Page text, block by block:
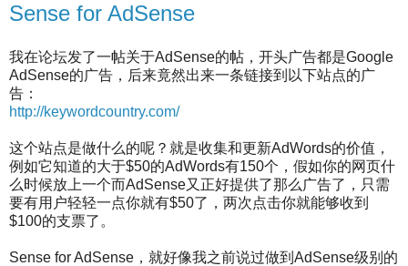
Sense for AdSense
我在论坛发了一帖关于AdSense的帖，开头广告都是Google
AdSense的广告，后来竟然出来一条链接到以下站点的广
告：
http://keywordcountry.com/
这个站点是做什么的呢？就是收集和更新AdWords的价值，
例如它知道的大于$50的AdWords有150个，假如你的网页什
么时候放上一个而AdSense又正好提供了那么广告了，只需
要有用户轻轻一点你就有$50了，两次点击你就能够收到
$100的支票了。
Sense for AdSense，就好像我之前说过做到AdSense级别的